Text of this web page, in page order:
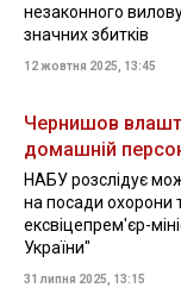
незаконного
значних збитків
12 жовтня 2025, 13:45
Чернишов
домашній
НАБУ розслідує
на посади охорони
ексвіцепрем'єр-
України"
31 липня 2025, 13:15